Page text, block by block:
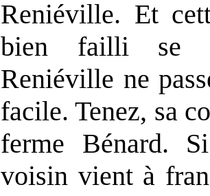
Reniéville. Et
bien failli se
Reniéville ne
facile. Tenez, sa
ferme Bénard.
voisin vient à